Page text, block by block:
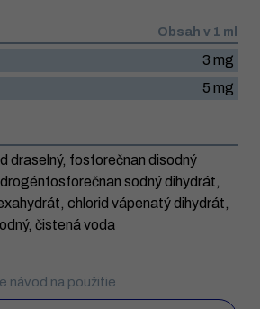
Obsah v 1 ml
3 mg
5 mg
draselný, fosforečnan disodný
sodný dihydrát,
chlorid vápenatý dihydrát,
čistená voda
návod na použitie